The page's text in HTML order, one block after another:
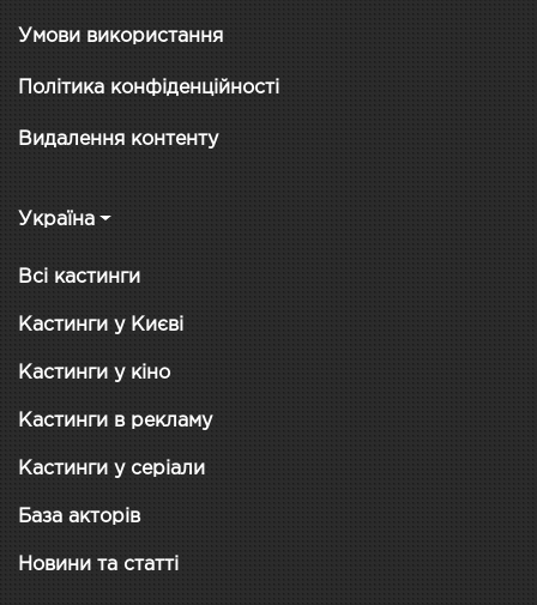
Умови використання
Політика конфіденційності
Видалення контенту
Україна
Всі кастинги
Кастинги у Києві
Кастинги у кіно
Кастинги в рекламу
Кастинги у серіали
База акторів
Новини та статті